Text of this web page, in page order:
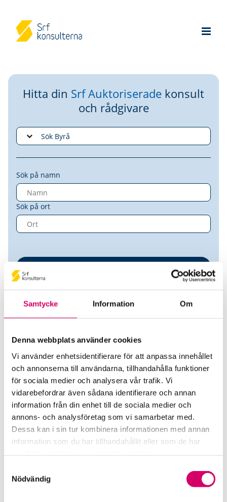
Samtycke Information Om
Denna webbplats använder cookies
Vi använder enhetsidentifierare för att anpassa innehållet
och annonserna till användarna, tillhandahålla funktioner
för sociala medier och analysera vår trafik. Vi
vidarebefordrar även sådana identifierare och annan
information från din enhet till de sociala medier och
annons- och analysföretag som vi samarbetar med.
Dessa kan i sin tur kombinera informationen med annan
information som du har tillhandahållit eller som de har
Nödvändig
Hitta din Srf Auktoriserade konsult
och rådgivare
Sök på namn
Sök på ort
Antiquemecanik AB
Srf Auktoriserade konsulter
Lasse Stranger
Auktoriserad Redovisningskonsult
Skicka e-post
08-20 08 80
Stockholm